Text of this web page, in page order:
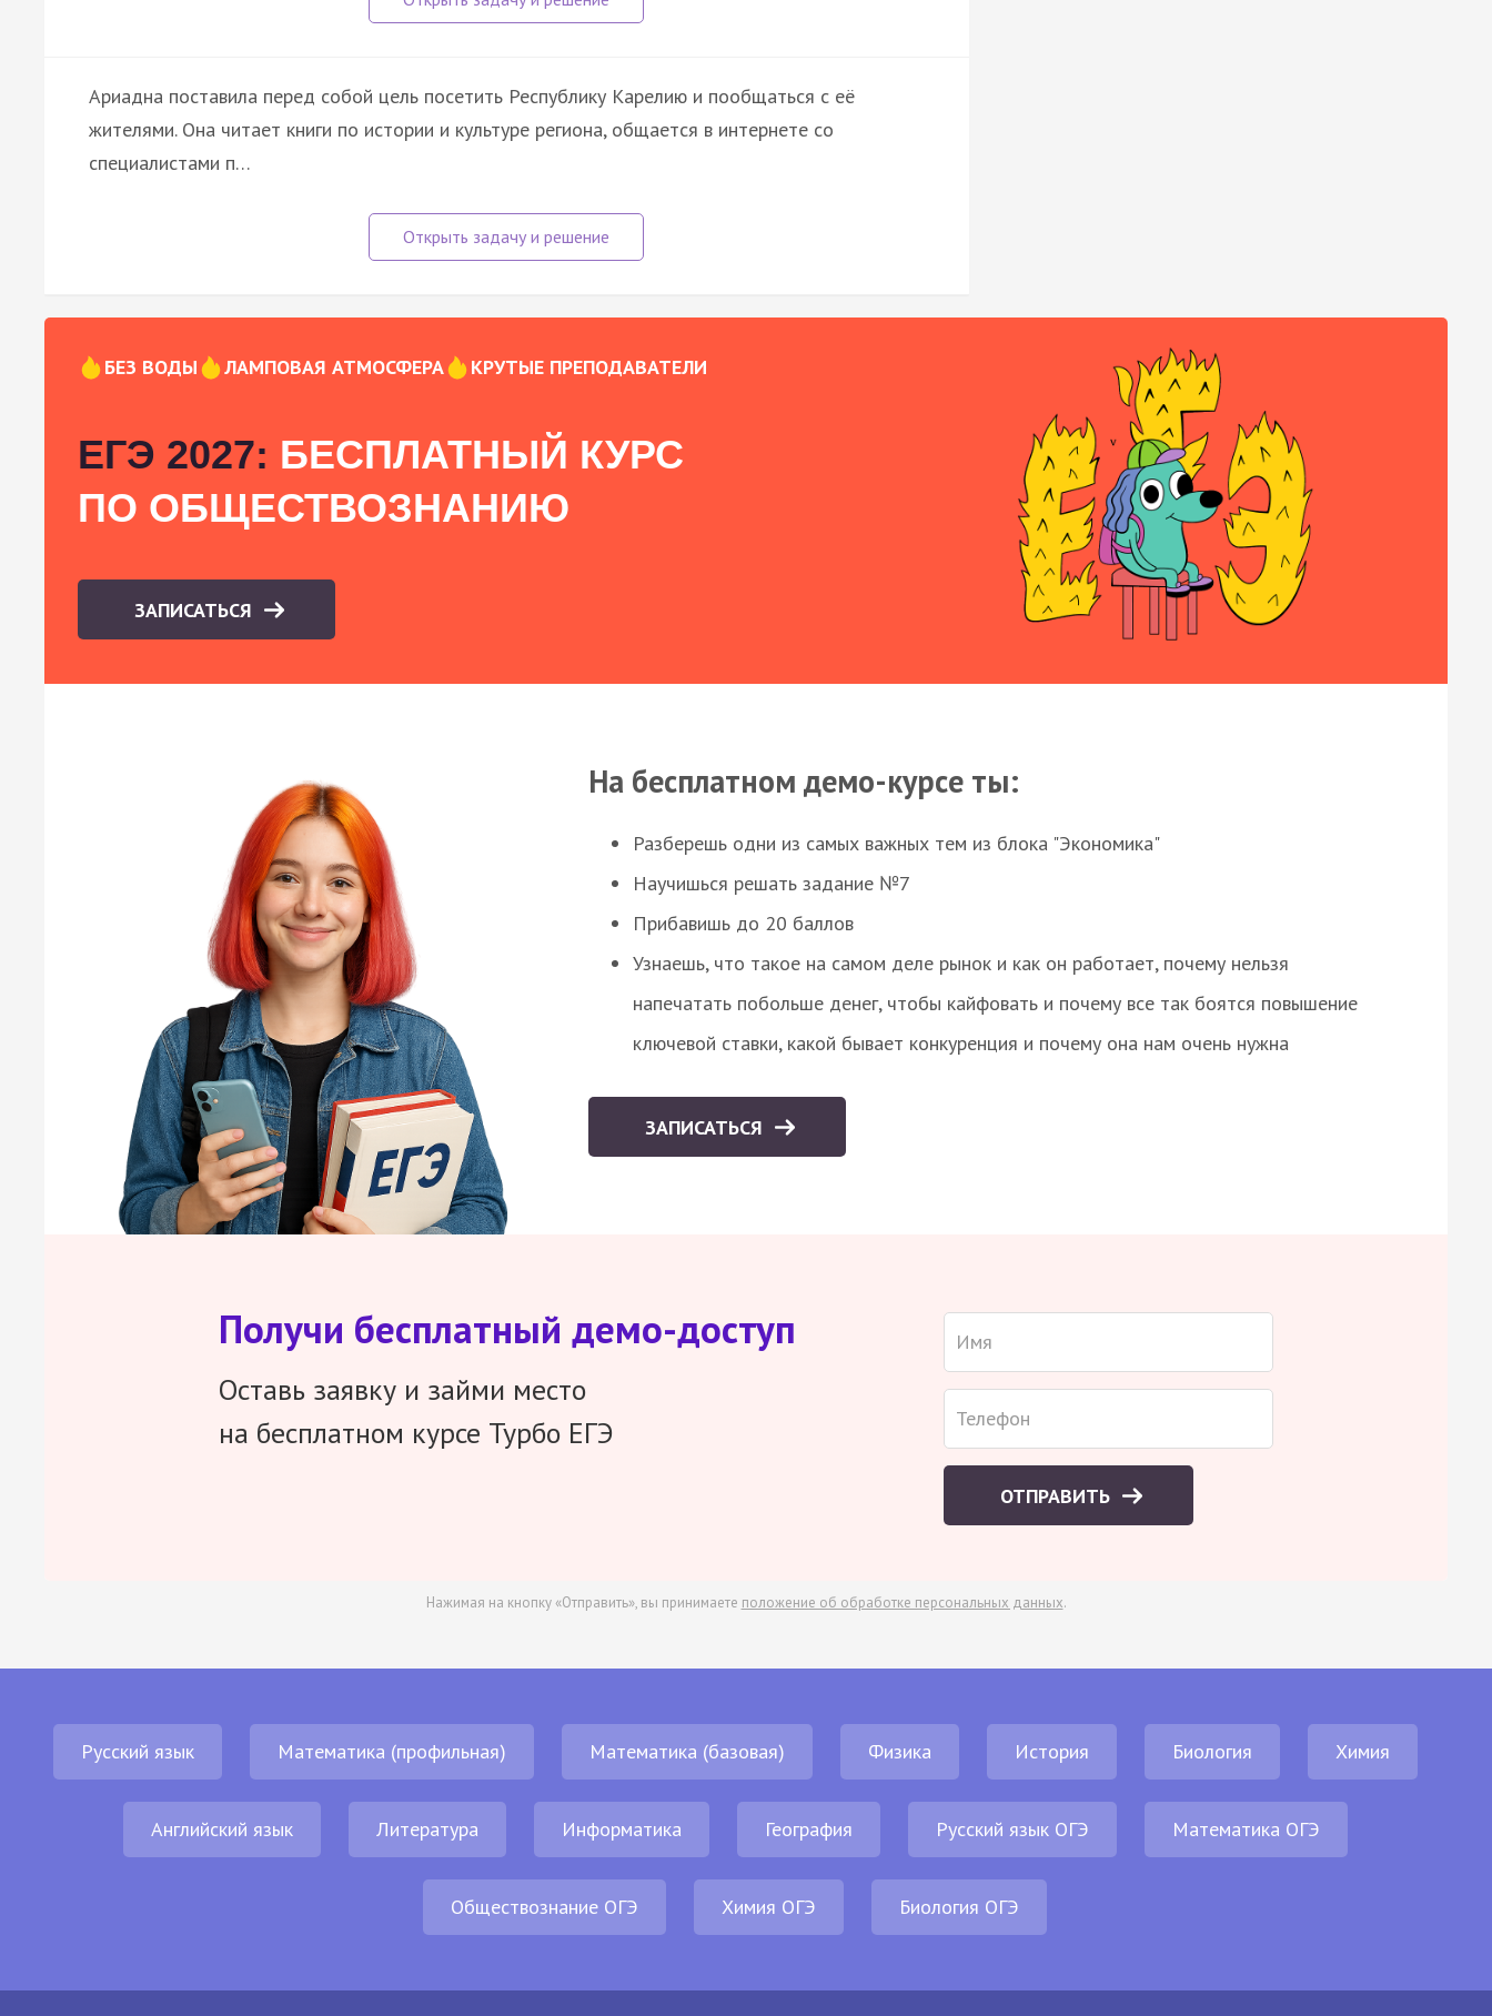
Ариадна поставила перед собой цель посетить Республику Карелию и пообщаться с её
жителями. Она читает книги по истории и культуре региона, общается в интернете со
специалистами п…
БЕЗ ВОДЫ ЛАМПОВАЯ АТМОСФЕРА КРУТЫЕ ПРЕПОДАВАТЕЛИ
ЕГЭ 2027: БЕСПЛАТНЫЙ КУРС
ПО ОБЩЕСТВОЗНАНИЮ
ЗАПИСАТЬСЯ
На бесплатном демо-курсе ты:
Разберешь одни из самых важных тем из блока "Экономика"
Научишься решать задание №7
Прибавишь до 20 баллов
Узнаешь, что такое на самом деле рынок и как он работает, почему нельзя
напечатать побольше денег, чтобы кайфовать и почему все так боятся повышение
ключевой ставки, какой бывает конкуренция и почему она нам очень нужна
ЗАПИСАТЬСЯ
Получи бесплатный демо-доступ
Оставь заявку и займи место
на бесплатном курсе Турбо ЕГЭ
ОТПРАВИТЬ
Нажимая на кнопку «Отправить», вы принимаете положение об обработке персональных данных.
Русский язык Математика (профильная) Математика (базовая) Физика История Биология Химия
Английский язык Литература Информатика География Русский язык ОГЭ Математика ОГЭ
Обществознание ОГЭ Химия ОГЭ Биология ОГЭ